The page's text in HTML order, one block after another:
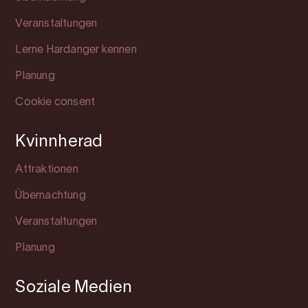
Veranstaltungen
Lerne Hardanger kennen
Planung
Cookie consent
Kvinnherad
Attraktionen
Übernachtung
Veranstaltungen
Planung
Soziale Medien